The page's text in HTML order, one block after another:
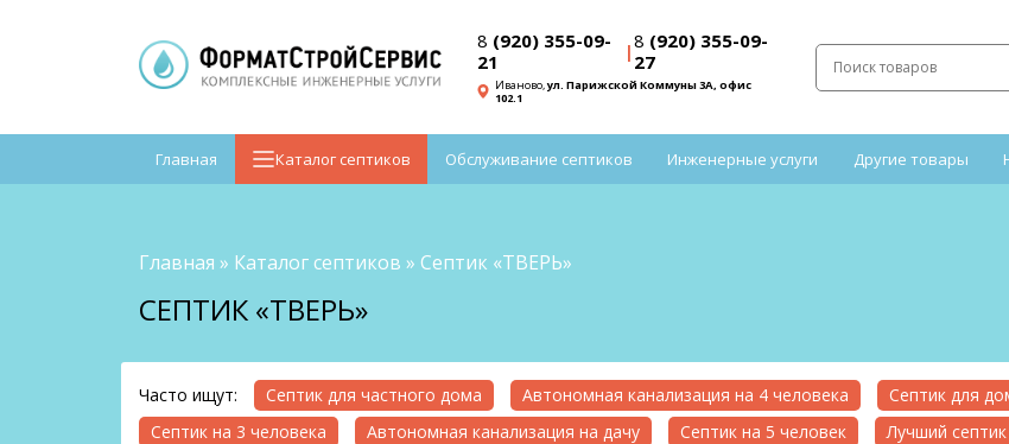
8 (920) 355-09-
21
|8 (920) 355-09-
27
Иваново,ул. Парижской Коммуны 3А, офис
102.1
Главная Каталог септиков Обслуживание септиков Инженерные услуги Другие товары
Главная » Каталог септиков » Септик «ТВЕРЬ»
СЕПТИК «ТВЕРЬ»
Часто ищут: Септик для частного дома Автономная канализация на 4 человека
Септик для
Септик на 3 человека
Автономная канализация на дачу Септик на 5 человек Лучший септик